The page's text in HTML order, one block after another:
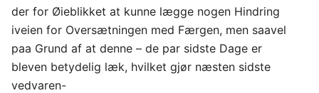
der for Øieblikket at kunne lægge nogen Hindring
iveien for Oversætningen med Færgen, men saavel
paa Grund af at denne – de par sidste Dage er
bleven betydelig læk, hvilket gjør næsten sidste
vedvaren-